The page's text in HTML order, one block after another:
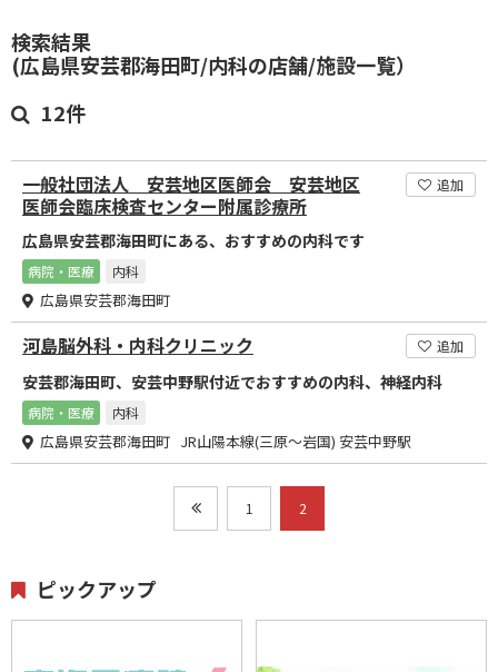
検索結果
(広島県安芸郡海田町/内科の店舗/施設一覧）
12件
一般社団法人 安芸地区医師会 安芸地区
医師会臨床検査センター附属診療所
追加
広島県安芸郡海田町にある、おすすめの内科です
病院・医療 内科
広島県安芸郡海田町
河島脳外科・内科クリニック 追加
安芸郡海田町、安芸中野駅付近でおすすめの内科、神経内科
病院・医療 内科
広島県安芸郡海田町 JR山陽本線(三原～岩国) 安芸中野駅
1 2
ピックアップ